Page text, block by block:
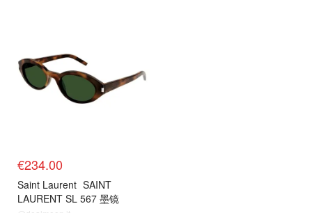
€234.00
Saint Laurent SAINT
LAURENT SL 567 墨镜